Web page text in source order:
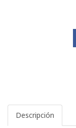
Descripción